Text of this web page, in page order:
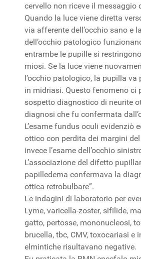
cervello non riceve il messaggio
Quando la luce viene diretta
via afferente dell’occhio sano e
dell’occhio patologico
entrambe le pupille si
miosi. Se la luce viene
l’occhio patologico, la pupilla va
in midriasi. Questo fenomeno ci
sospetto diagnostico di neurite
diagnosi che fu confermata
L’esame fundus oculi evidenziò
ottico con perdita dei margini
invece l’esame dell’occhio
L’associazione del difetto
papilledema confermava la
ottica retrobulbare”.
Le indagini di laboratorio per
Lyme, varicella-zoster, sifilide,
gatto, pertosse, mononucleosi,
brucella, tbc, CMV, toxocariasi e
elmintiche risultavano negative.